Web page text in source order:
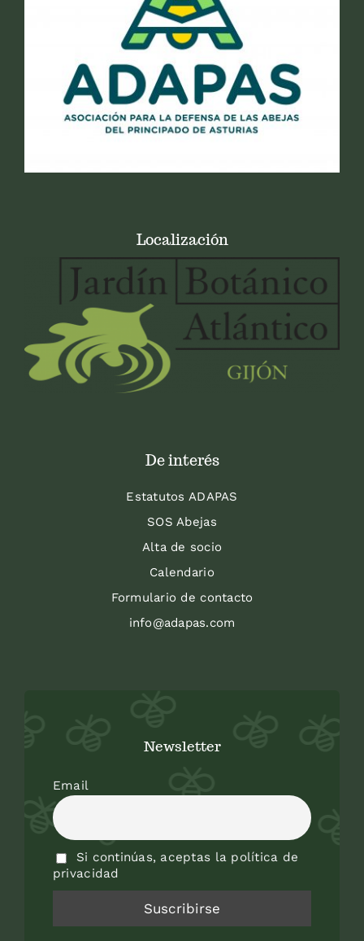
Localización
De interés
Estatutos ADAPAS
SOS Abejas
Alta de socio
Calendario
Formulario de contacto
info@adapas.com
Newsletter
Email
Si continúas, aceptas la política de
privacidad